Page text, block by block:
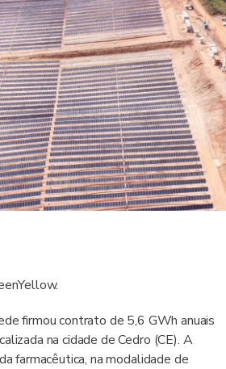
firmou contrato de 5,6 GWh anuais
na cidade de Cedro (CE). A
farmacêutica, na modalidade de